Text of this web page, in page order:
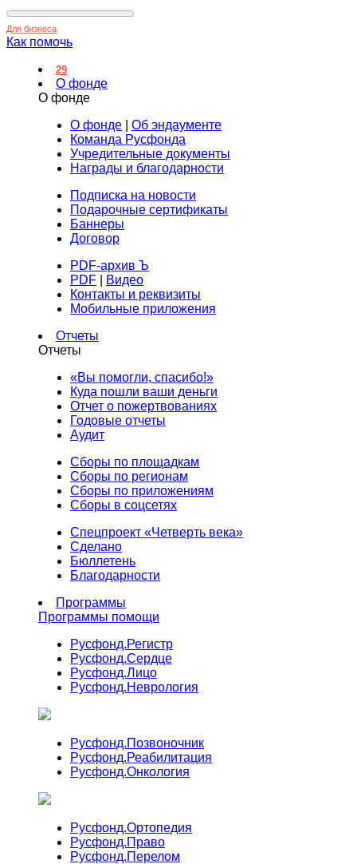
Для бизнеса
Как помочь
29
О фонде
О фонде
О фонде
Об эндаументе
Команда Русфонда
Учредительные документы
Награды и благодарности
Подписка на новости
Подарочные сертификаты
Баннеры
Договор
PDF-архив Ъ
PDF
Видео
Контакты и реквизиты
Мобильные приложения
Отчеты
Отчеты
«Вы помогли, спасибо!»
Куда пошли ваши деньги
Отчет о пожертвованиях
Годовые отчеты
Аудит
Сборы по площадкам
Сборы по регионам
Сборы по приложениям
Сборы в соцсетях
Спецпроект «Четверть века»
Сделано
Бюллетень
Благодарности
Программы
Программы помощи
Русфонд.Регистр
Русфонд.Сердце
Русфонд.Лицо
Русфонд.Неврология
Русфонд.Позвоночник
Русфонд.Реабилитация
Русфонд.Онкология
Русфонд.Ортопедия
Русфонд.Право
Русфонд.Перелом